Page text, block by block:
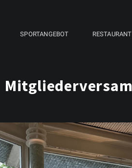
SPORTANGEBOT RESTAURANT